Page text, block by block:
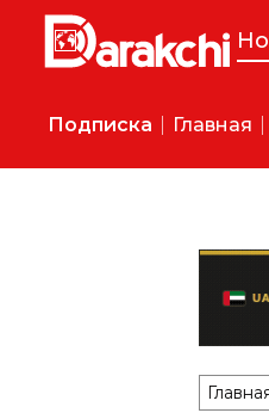
Подписка Главная